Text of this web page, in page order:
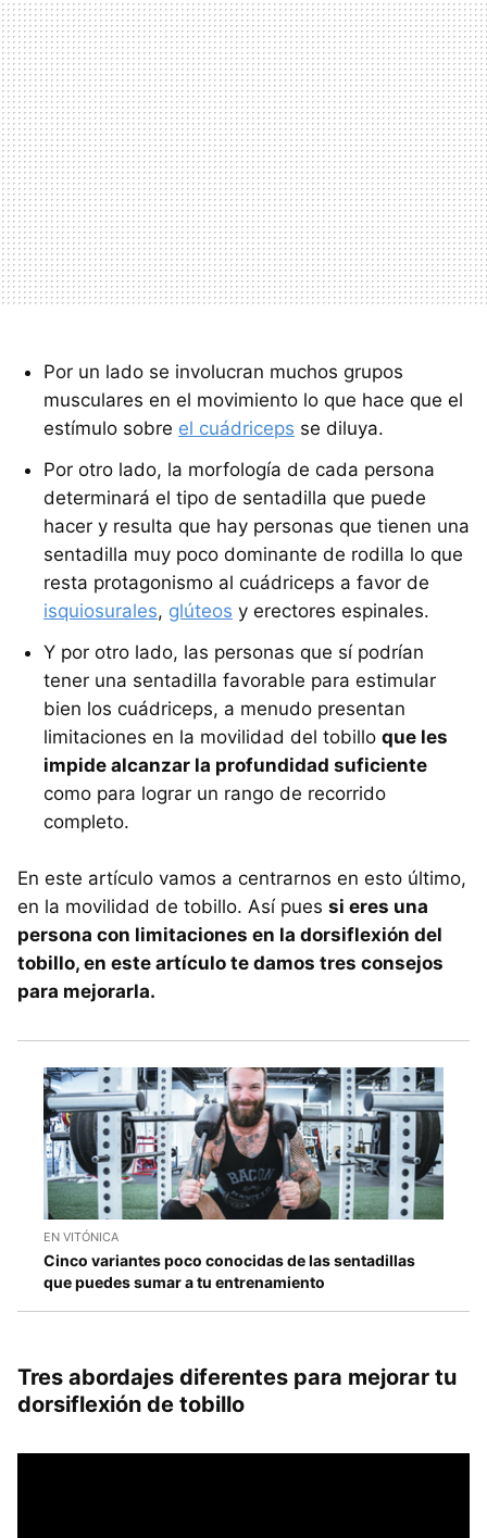
Por un lado se involucran muchos grupos
musculares en el movimiento lo que hace que el
estímulo sobre el cuádriceps se diluya.
Por otro lado, la morfología de cada persona
determinará el tipo de sentadilla que puede
hacer y resulta que hay personas que tienen una
sentadilla muy poco dominante de rodilla lo que
resta protagonismo al cuádriceps a favor de
isquiosurales, glúteos y erectores espinales.
Y por otro lado, las personas que sí podrían
tener una sentadilla favorable para estimular
bien los cuádriceps, a menudo presentan
limitaciones en la movilidad del tobillo que les
impide alcanzar la profundidad suficiente
como para lograr un rango de recorrido
completo.
En este artículo vamos a centrarnos en esto último,
en la movilidad de tobillo. Así pues si eres una
persona con limitaciones en la dorsiflexión del
tobillo, en este artículo te damos tres consejos
para mejorarla.
EN VITÓNICA
Cinco variantes poco conocidas de las sentadillas
que puedes sumar a tu entrenamiento
Tres abordajes diferentes para mejorar tu
dorsiflexión de tobillo